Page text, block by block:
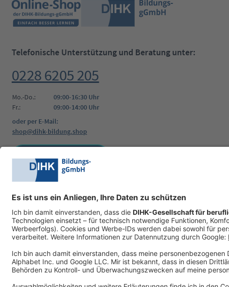
Telefonische Unterstützung und Beratung unter:
0228 6205 205
Mo.-Do.:
09:00-16:30 Uhr
Fr.:
09:00-14:00 Uhr
oder per E-Mail:
shop@dihk-bildung.shop
Social Media